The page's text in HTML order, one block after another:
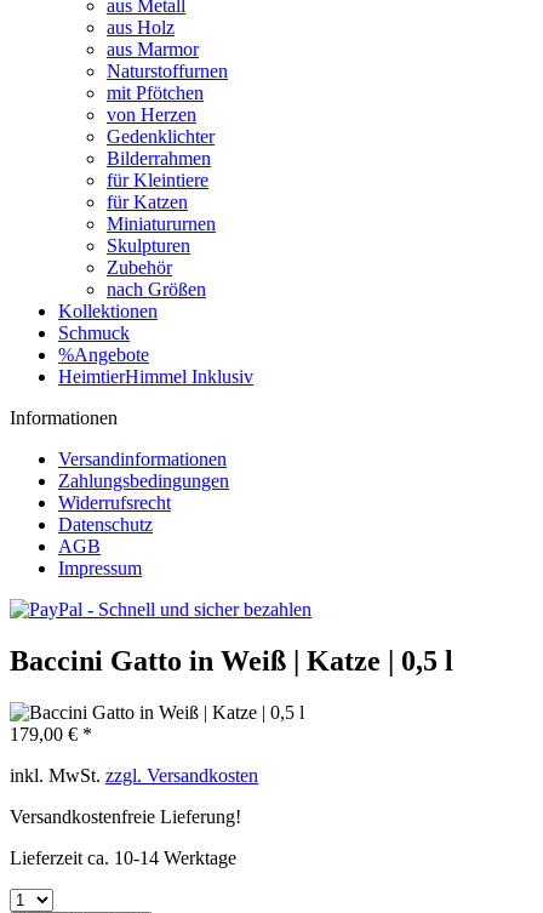
aus Metall
aus Holz
aus Marmor
Naturstoffurnen
mit Pfötchen
von Herzen
Gedenklichter
Bilderrahmen
für Kleintiere
für Katzen
Miniatururnen
Skulpturen
Zubehör
nach Größen
Kollektionen
Schmuck
%Angebote
HeimtierHimmel Inklusiv
Informationen
Versandinformationen
Zahlungsbedingungen
Widerrufsrecht
Datenschutz
AGB
Impressum
Baccini Gatto in Weiß | Katze | 0,5 l
179,00 € *
inkl. MwSt. zzgl. Versandkosten
Versandkostenfreie Lieferung!
Lieferzeit ca. 10-14 Werktage